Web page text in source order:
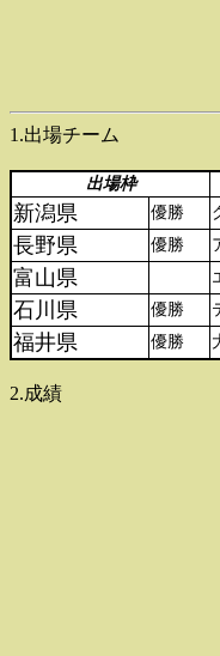
1.出場チーム
出場枠
新潟県 優勝
長野県 優勝
富山県
石川県 優勝
福井県 優勝
2.成績